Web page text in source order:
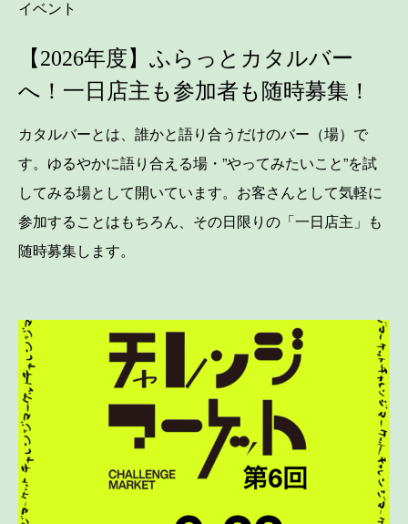
イベント
【2026年度】ふらっとカタルバー
へ！一日店主も参加者も随時募集！
カタルバーとは、誰かと語り合うだけのバー（場）で
す。ゆるやかに語り合える場・”やってみたいこと”を試
してみる場として開いています。お客さんとして気軽に
参加することはもちろん、その日限りの「一日店主」も
随時募集します。